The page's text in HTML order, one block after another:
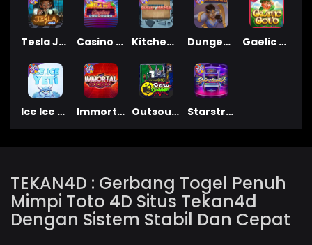
Casino Win Spin
Starstruck
Immortal Fruits
Tesla Jolt Dungeon Quest
Outsourced: Slash Game
Gaelic Gold
Kitchen Drama: Sushi Mania
Ice Ice Yeti
TEKAN4D : Gerbang Togel Penuh
Mimpi Toto 4D Situs Tekan4d
Dengan Sistem Stabil Dan Cepat